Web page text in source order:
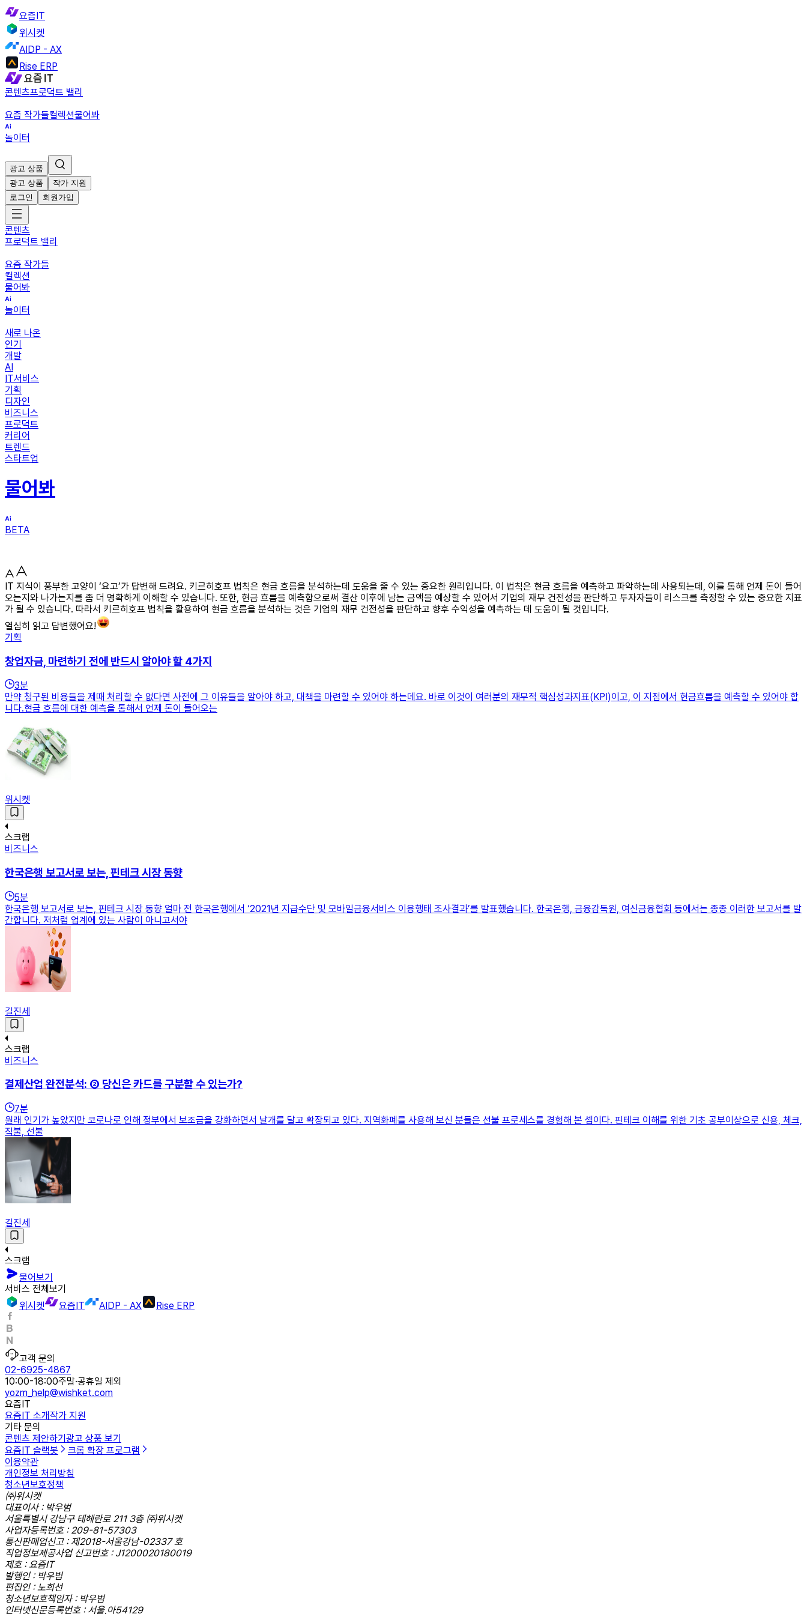
요즘IT
위시켓
AIDP - AX
Rise ERP
콘텐츠프로덕트 밸리
요즘 작가들컬렉션물어봐
놀이터
광고 상품
광고 상품
작가 지원
로그인
회원가입
콘텐츠
프로덕트 밸리
요즘 작가들
컬렉션
물어봐
놀이터
새로 나온
인기
개발
AI
IT서비스
기획
디자인
비즈니스
프로덕트
커리어
트렌드
스타트업
물어봐
BETA
IT 지식이 풍부한 고양이 ‘요고’가 답변해 드려요. 키르히호프 법칙은 현금 흐름을 분석하는데 도움을 줄 수 있는 중요한 원리입니다. 이 법칙은 현금 흐름을 예측하고 파악하는데 사용되는데, 이를 통해 언제 돈이 들어
오는지와 나가는지를 좀 더 명확하게 이해할 수 있습니다. 또한, 현금 흐름을 예측함으로써 결산 이후에 남는 금액을 예상할 수 있어서 기업의 재무 건전성을 판단하고 투자자들이 리스크를 측정할 수 있는 중요한 지표
가 될 수 있습니다. 따라서 키르히호프 법칙을 활용하여 현금 흐름을 분석하는 것은 기업의 재무 건전성을 판단하고 향후 수익성을 예측하는 데 도움이 될 것입니다.
열심히 읽고 답변했어요!
기획
창업자금, 마련하기 전에 반드시 알아야 할 4가지
3분
만약 청구된 비용들을 제때 처리할 수 없다면 사전에 그 이유들을 알아야 하고, 대책을 마련할 수 있어야 하는데요. 바로 이것이 여러분의 재무적 핵심성과지표(KPI)이고, 이 지점에서 현금흐름을 예측할 수 있어야 합
니다.현금 흐름에 대한 예측을 통해서 언제 돈이 들어오는
위시켓
스크랩
비즈니스
한국은행 보고서로 보는, 핀테크 시장 동향
5분
한국은행 보고서로 보는, 핀테크 시장 동향 얼마 전 한국은행에서 ‘2021년 지급수단 및 모바일금융서비스 이용행태 조사결과’를 발표했습니다. 한국은행, 금융감독원, 여신금융협회 등에서는 종종 이러한 보고서를 발
간합니다. 저처럼 업계에 있는 사람이 아니고서야
길진세
스크랩
비즈니스
결제산업 완전분석: ② 당신은 카드를 구분할 수 있는가?
7분
원래 인기가 높았지만 코로나로 인해 정부에서 보조금을 강화하면서 날개를 달고 확장되고 있다. 지역화폐를 사용해 보신 분들은 선불 프로세스를 경험해 본 셈이다. 핀테크 이해를 위한 기초 공부이상으로 신용, 체크,
직불, 선불
길진세
스크랩
물어보기
서비스 전체보기
위시켓
요즘IT AIDP - AX Rise ERP
고객 문의
02-6925-4867
10:00-18:00주말·공휴일 제외
yozm_help@wishket.com
요즘IT
요즘IT 소개작가 지원
기타 문의
콘텐츠 제안하기 광고 상품 보기
요즘IT 슬랙봇
크롬 확장 프로그램
이용약관
개인정보 처리방침
청소년보호정책
㈜위시켓
대표이사 : 박우범
서울특별시 강남구 테헤란로 211 3층 ㈜위시켓
사업자등록번호 : 209-81-57303
통신판매업신고 : 제2018-서울강남-02337 호
직업정보제공사업 신고번호 : J1200020180019
제호 : 요즘IT
발행인 : 박우범
편집인 : 노희선
청소년보호책임자 : 박우범
인터넷신문등록번호 : 서울,아54129